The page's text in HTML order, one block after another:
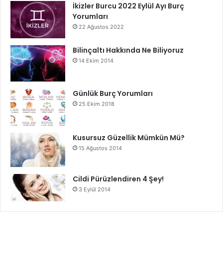
İkizler Burcu 2022 Eylül Ayı Burç
Yorumları
22 Ağustos 2022
Bilinçaltı Hakkında Ne Biliyoruz
14 Ekim 2014
Günlük Burç Yorumları
25 Ekim 2018
Kusursuz Güzellik Mümkün Mü?
15 Ağustos 2014
Cildi Pürüzlendiren 4 Şey!
3 Eylül 2014